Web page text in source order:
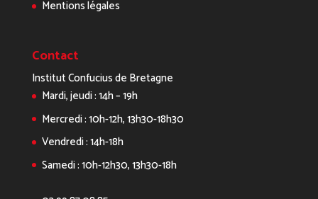
Mentions légales
Contact
Institut Confucius de Bretagne
Mardi, jeudi : 14h – 19h
Mercredi : 10h-12h, 13h30-18h30
Vendredi : 14h-18h
Samedi : 10h-12h30, 13h30-18h